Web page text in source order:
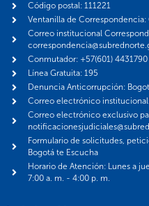
Código postal: 111221
Ventanilla de
Correo institucional
Conmutador: +57(601) 4431790
Línea Gratuita: 195
Denuncia Anticorrupción:
Correo electrónico
Correo electrónico exclusivo
Formulario de solicitudes,
Bogotá te Escucha
Horario de Atención: Lunes a
7:00 a. m. - 4:00 p. m.